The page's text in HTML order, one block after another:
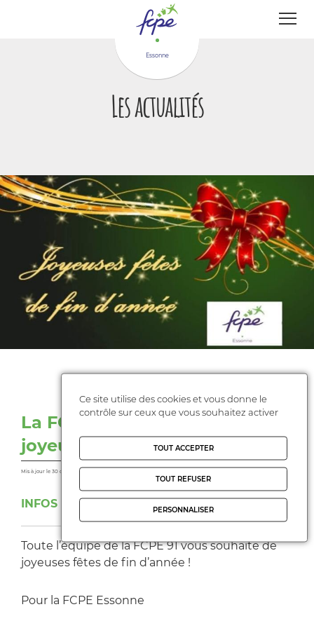
Essonne
Les actualités
La FCPE 91 vous souhaite de
joyeuses fêtes de fin d’année !
Mis à jour le 30 décembre 2021
INFOS PRATIQUES
Toute l’équipe de la FCPE 91 vous souhaite de
joyeuses fêtes de fin d’année !
Pour la FCPE Essonne
Panneau de gestion des cookies
Ce site utilise des cookies et vous donne le
contrôle sur ceux que vous souhaitez activer
TOUT ACCEPTER
TOUT REFUSER
PERSONNALISER